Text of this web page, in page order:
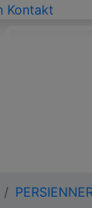
Kontakt